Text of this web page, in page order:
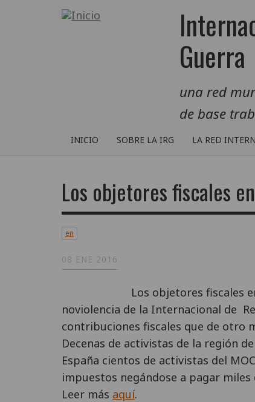
Guerra
una red
de base
INICIO SOBRE LA IRG LA RED
Los objetores fiscales
en
08 ENE 2016
Los objetores fiscales
noviolencia de la Internacional de
contribuciones fiscales que de otro
Decenas de activistas de la región
España cientos de activistas del
impuestos negándose a pagar miles
Leer más aquí.